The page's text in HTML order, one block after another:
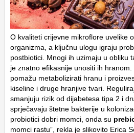
O kvaliteti crijevne mikroflore uvelike
organizma, a ključnu ulogu igraju
postbiotici. Mnogi ih uzimaju u obliku
je znatno efikasnije unositi ih hranom.
pomažu metabolizirati hranu i
kiseline i druge hranjive tvari.
smanjuju rizik od dijabetesa tipa 2 i
sprječavaju štetne bakterije u
probiotici dobri momci, onda su
momci rastu”, rekla je slikovito Erica